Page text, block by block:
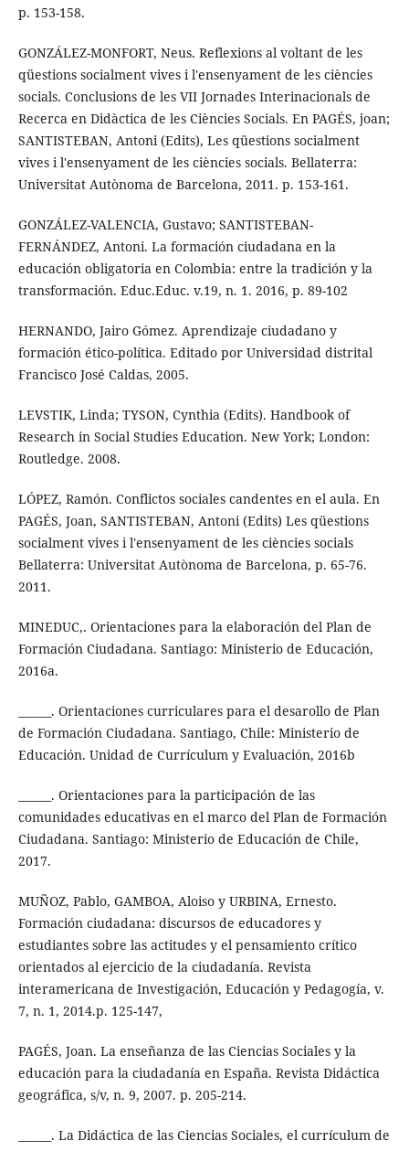
p. 153-158.
GONZÁLEZ-MONFORT, Neus. Reflexions al voltant de les
qüestions socialment vives i l'ensenyament de les ciències
socials. Conclusions de les VII Jornades Interinacionals de
Recerca en Didàctica de les Ciències Socials. En PAGÉS, joan;
SANTISTEBAN, Antoni (Edits), Les qüestions socialment
vives i l'ensenyament de les ciències socials. Bellaterra:
Universitat Autònoma de Barcelona, 2011. p. 153-161.
GONZÁLEZ-VALENCIA, Gustavo; SANTISTEBAN-
FERNÁNDEZ, Antoni. La formación ciudadana en la
educación obligatoria en Colombia: entre la tradición y la
transformación. Educ.Educ. v.19, n. 1. 2016, p. 89-102
HERNANDO, Jairo Gómez. Aprendizaje ciudadano y
formación ético-política. Editado por Universidad distrital
Francisco José Caldas, 2005.
LEVSTIK, Linda; TYSON, Cynthia (Edits). Handbook of
Research in Social Studies Education. New York; London:
Routledge. 2008.
LÓPEZ, Ramón. Conflictos sociales candentes en el aula. En
PAGÉS, Joan, SANTISTEBAN, Antoni (Edits) Les qüestions
socialment vives i l'ensenyament de les ciències socials
Bellaterra: Universitat Autònoma de Barcelona, p. 65-76.
2011.
MINEDUC,. Orientaciones para la elaboración del Plan de
Formación Ciudadana. Santiago: Ministerio de Educación,
2016a.
______. Orientaciones curriculares para el desarollo de Plan
de Formación Ciudadana. Santiago, Chile: Ministerio de
Educación. Unidad de Currículum y Evaluación, 2016b
______. Orientaciones para la participación de las
comunidades educativas en el marco del Plan de Formación
Ciudadana. Santiago: Ministerio de Educación de Chile,
2017.
MUÑOZ, Pablo, GAMBOA, Aloiso y URBINA, Ernesto.
Formación ciudadana: discursos de educadores y
estudiantes sobre las actitudes y el pensamiento crítico
orientados al ejercicio de la ciudadanía. Revista
interamericana de Investigación, Educación y Pedagogía, v.
7, n. 1, 2014.p. 125-147,
PAGÉS, Joan. La enseñanza de las Ciencias Sociales y la
educación para la ciudadanía en España. Revista Didáctica
geográfica, s/v, n. 9, 2007. p. 205-214.
______. La Didáctica de las Ciencias Sociales, el currículum de